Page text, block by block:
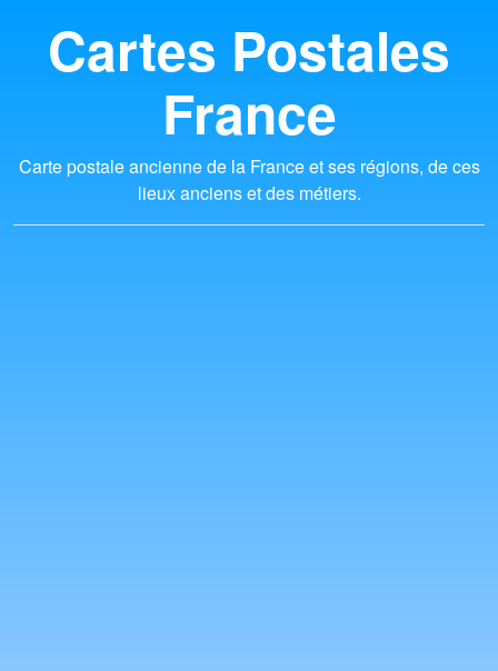
Cartes Postales
France
Carte postale ancienne de la France et ses régions, de ces
lieux anciens et des métiers.